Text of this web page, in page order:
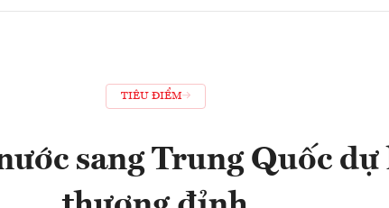
TIÊU ĐIỂM
sang Trung Quốc